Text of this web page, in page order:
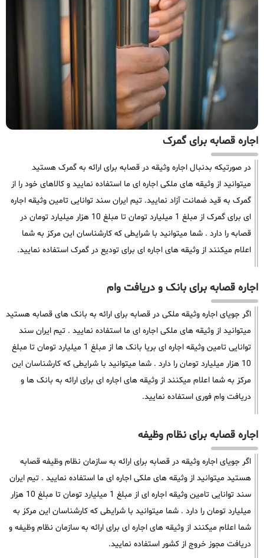
اجاره قصابه برای گمرک
در صورتیکه بدنبال اجاره وثیقه در قصابه برای ارائه به گمرک هستید
میتوانید از وثیقه های ملکی اجاره ای ما استفاده نمایید و کالاهای خود را از
گمرک به قید ضمانت آزاد نمایید. تیم ایران سند توانایی تامین وثیقه اجاره
ای برای گمرک از مبلغ 1 میلیارد تومان تا مبلغ 10 هزار میلیارد تومان در
قصابه را دارد . شما میتوانید با شرایطی که کارشناسان این مرکز به شما
اعلام میکنند از وثیقه های اجاره ای برای تودیع در گمرک استفاده نمایید.
اجاره قصابه برای بانک و دریافت وام
اگر جویای اجاره وثیقه ملکی در قصابه برای ارائه به بانک های قصابه هستید
میتوانید از وثیقه های ملکی اجاره ای ما استفاده نمایید . تیم ایران سند
توانایی تامین وثیقه اجاره ای بریا بانک ها از مبلغ 1 میلیارد تومان تا مبلغ
10 هزار میلیارد تومان را دارد . شما میتوانید با شرایطی که کارشناسان این
مرکز به شما اعلام میکنند از وثیقه های اجاره ای برای ارائه به بانک ها و
دریافت وام فوری استفاده نمایید.
اجاره قصابه برای نظام وظیفه
اگر جویای اجاره وثیقه در قصابه برای ارائه به سازمان نظام وظیفه قصابه
هستید میتوانید از وثیقه های ملکی اجاره ای ما استفاده نمایید . تیم ایران
سند توانایی تامین وثیقه اجاره ای از مبلغ 1 میلیارد تومان تا مبلغ 10 هزار
میلیارد تومان را دارد . شما میتوانید با شرایطی که کارشناسان این مرکز به
شما اعلام میکنند از وثیقه های اجاره ای برای ارائه به سازمان نظام وظیفه و
دریافت مجوز خروج از کشور استفاده نمایید.